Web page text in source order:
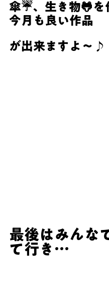
傘☔、生き物🐸を
今月も良い作品
が出来ますよ～♪
最後はみんな
て行き…